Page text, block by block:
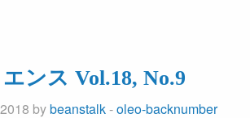
ンス Vol.18, No.9
bybeanstalk-oleo-backnumber